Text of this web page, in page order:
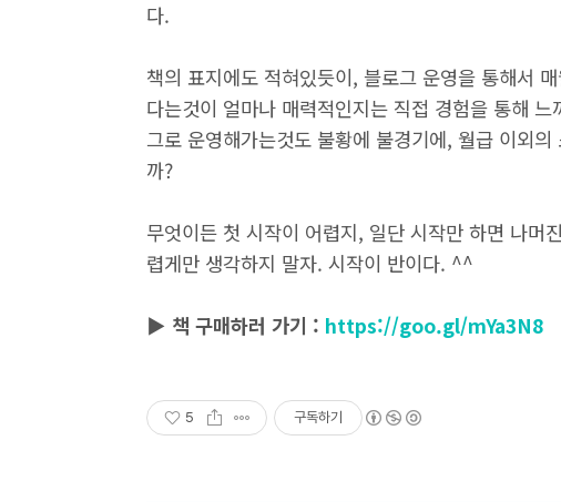
다.
책의 표지에도 적혀있듯이, 블로그 운영을 통해서
다는것이 얼마나 매력적인지는 직접 경험을 통해
그로 운영해가는것도 불황에 불경기에, 월급 이외
까?
무엇이든 첫 시작이 어렵지, 일단 시작만 하면 나머
렵게만 생각하지 말자. 시작이 반이다. ^^
▶ 책 구매하러 가기 : https://goo.gl/mYa3N8
5 구독하기